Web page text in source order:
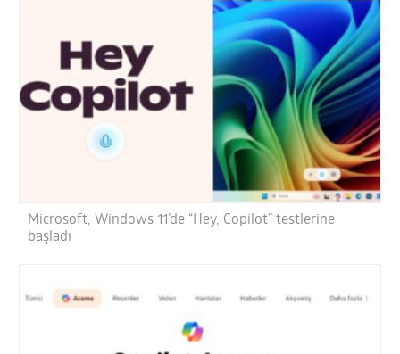
Microsoft, Windows 11’de “Hey, Copilot” testlerine
başladı